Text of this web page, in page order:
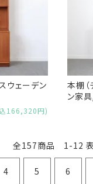
ウェーデン
166,320円)
本棚（
ン家
全157商品 1-12
4 5 6